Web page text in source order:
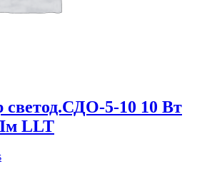
светод.СДО-5-10 10 Вт
LLT